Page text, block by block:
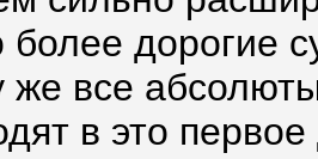
дорогие
же все
в это